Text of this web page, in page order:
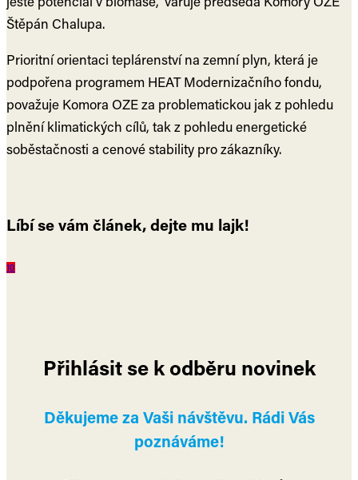
Štěpán Chalupa.
Prioritní orientaci teplárenství na zemní plyn, která je
podpořena programem HEAT Modernizačního fondu,
považuje Komora OZE za problematickou jak z pohledu
plnění klimatických cílů, tak z pohledu energetické
soběstačnosti a cenové stability pro zákazníky.
Líbí se vám článek, dejte mu lajk!
10
Přihlásit se k odběru novinek
Děkujeme za Vaši návštěvu. Rádi Vás
poznáváme!